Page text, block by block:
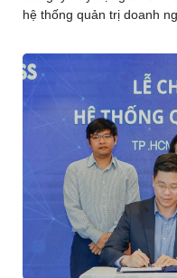
hệ thống quản trị doanh